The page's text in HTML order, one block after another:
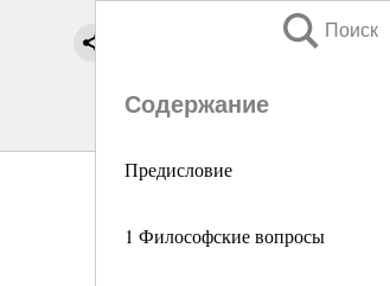
Поиск
Содержание
Предисловие
1 Философские вопросы